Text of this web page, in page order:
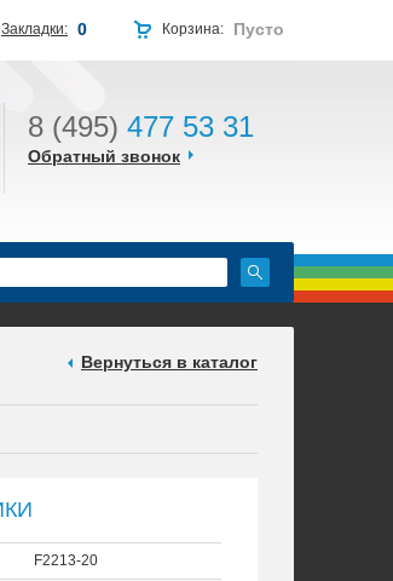
8 (495) 477 53 31
Обратный звонок
Вернуться в каталог
F2213-20
Корзина: Пусто
Закладки: 0